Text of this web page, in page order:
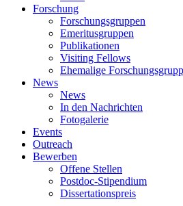
Forschung
Forschungsgruppen
Emeritusgruppen
Publikationen
Visiting Fellows
Ehemalige
News
News
In den Nachrichten
Fotogalerie
Events
Outreach
Bewerben
Offene Stellen
Postdoc-Stipendium
Dissertationspreis